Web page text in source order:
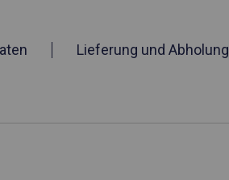
Lieferung und Abholung